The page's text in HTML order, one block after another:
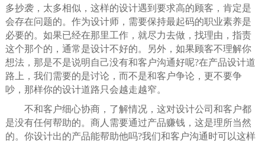
多抄袭，太多相似，这样的设计遇到要求高的顾客，肯定是
会存在问题的。作为设计师，需要保持最起码的职业素养是
必要的。如果已经在那里工作，就尽力去做，找理由，指责
这个那个的，通常是设计不好的。另外，如果顾客不理解你
想法，那是不是说明自己没有和客户沟通好呢?在产品设计道
路上，我们需要的是讨论，而不是和客户争论，更不要争
吵，那样你的设计道路只会越走越窄。
不和客户细心协商，了解情况，这对设计公司和客户都
是没有任何帮助的。商人需要通过产品赚钱，这是理所当然
的。你设计出的产品能帮助他吗?我们和客户沟通时可以这样